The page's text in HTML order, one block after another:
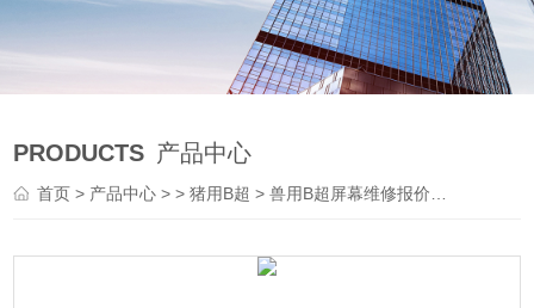
PRODUCTS 产品中心
首页> 产品中心 > >猪用B超 > 兽用B超屏幕维修报价猪牛用B超碎屏维修价格